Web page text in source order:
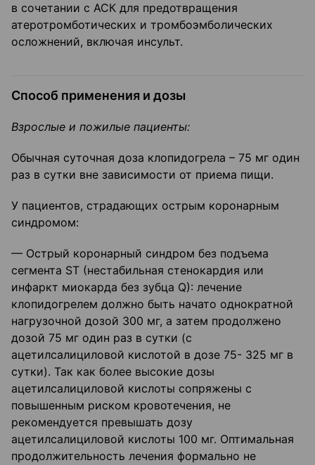
в сочетании с АСК для предотвращения
атеротромботических и тромбоэмболических
осложнений, включая инсульт.
Способ применения и дозы
Взрослые и пожилые пациенты:
Обычная суточная доза клопидогрела – 75 мг один
раз в сутки вне зависимости от приема пищи.
У пациентов, страдающих острым коронарным
синдромом:
— Острый коронарный синдром без подъема
сегмента ST (нестабильная стенокардия или
инфаркт миокарда без зубца Q): лечение
клопидогрелем должно быть начато однократной
нагрузочной дозой 300 мг, а затем продолжено
дозой 75 мг один раз в сутки (с
ацетилсалициловой кислотой в дозе 75- 325 мг в
сутки). Так как более высокие дозы
ацетилсалициловой кислоты сопряжены с
повышенным риском кровотечения, не
рекомендуется превышать дозу
ацетилсалициловой кислоты 100 мг. Оптимальная
продолжительность лечения формально не